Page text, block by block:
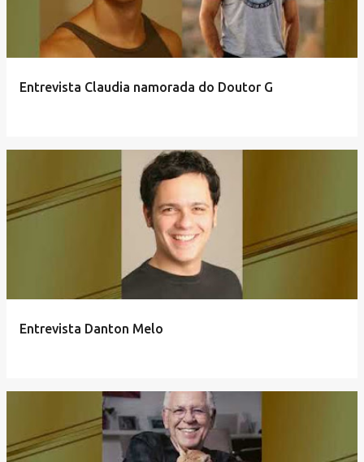
Entrevista Claudia namorada do Doutor G
Entrevista Danton Melo